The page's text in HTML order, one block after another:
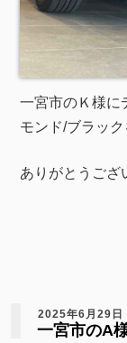
一宮市のＫ様に
モンド/ブラッ
ありがとうござ
2025年6月29日
一宮市のA